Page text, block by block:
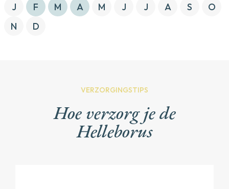
J F M A M J J A S
O
N
D
VERZORGINGSTIPS
Hoe verzorg je de
Helleborus